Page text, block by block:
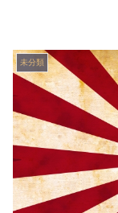
未分類